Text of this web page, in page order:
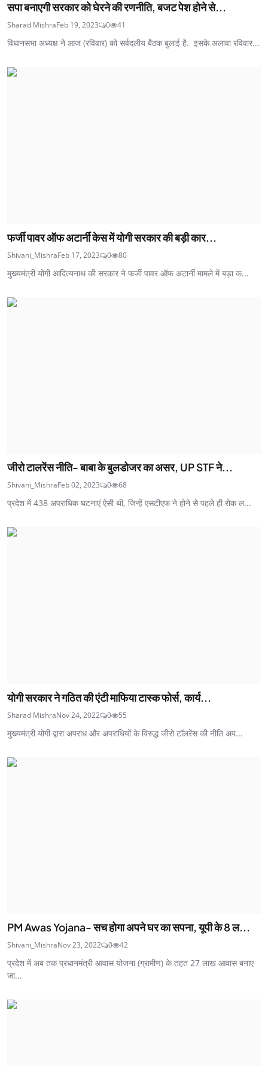
सपा बनाएगी सरकार को घेरने की रणनीति, बजट पेश होने से...
Sharad MishraFeb 19, 2023 0 41
विधानसभा अध्यक्ष ने आज (रविवार) को सर्वदलीय बैठक बुलाई है. इसके अलावा रविवार...
फर्जी पावर ऑफ अटार्नी केस में योगी सरकार की बड़ी कार...
Shivani_MishraFeb 17, 2023 0 80
मुख्यमंत्री योगी आदित्यनाथ की सरकार ने फर्जी पावर ऑफ अटार्नी मामले में बड़ा क...
जीरो टालरेंस नीति- बाबा के बुलडोजर का असर, UP STF ने...
Shivani_MishraFeb 02, 2023 0 68
प्रदेश में 438 अपराधिक घटनाएं ऐसी थी, जिन्हें एसटीएफ ने होने से पहले ही रोक ल...
योगी सरकार ने गठित की एंटी माफिया टास्क फोर्स, कार्य...
Sharad MishraNov 24, 2022 0 55
मुख्यमंत्री योगी द्वारा अपराध और अपराधियों के विरुद्ध जीरो टॉलरेंस की नीति अप...
PM Awas Yojana- सच होगा अपने घर का सपना, यूपी के 8 ल...
Shivani_MishraNov 23, 2022 0 42
प्रदेश में अब तक प्रधानमंत्री आवास योजना (ग्रामीण) के तहत 27 लाख आवास बनाए
जा...